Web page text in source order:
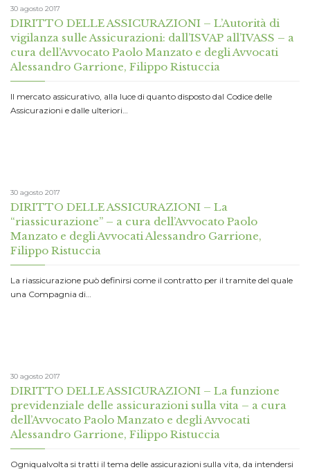
30 agosto 2017
DIRITTO DELLE ASSICURAZIONI – L’Autorità di
vigilanza sulle Assicurazioni: dall’ISVAP all’IVASS – a
cura dell’Avvocato Paolo Manzato e degli Avvocati
Alessandro Garrione, Filippo Ristuccia
Il mercato assicurativo, alla luce di quanto disposto dal Codice delle
Assicurazioni e dalle ulteriori…
30 agosto 2017
DIRITTO DELLE ASSICURAZIONI – La
“riassicurazione” – a cura dell’Avvocato Paolo
Manzato e degli Avvocati Alessandro Garrione,
Filippo Ristuccia
La riassicurazione può definirsi come il contratto per il tramite del quale
una Compagnia di…
30 agosto 2017
DIRITTO DELLE ASSICURAZIONI – La funzione
previdenziale delle assicurazioni sulla vita – a cura
dell’Avvocato Paolo Manzato e degli Avvocati
Alessandro Garrione, Filippo Ristuccia
Ogniqualvolta si tratti il tema delle assicurazioni sulla vita, da intendersi